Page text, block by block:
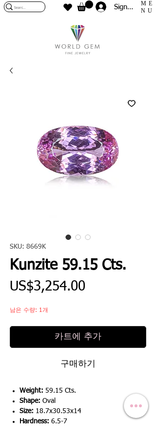
Sign In
ME
NU
SKU: 8669K
Kunzite 59.15 Cts.
US$3,254.00가
남은 수량: 1개
카트에 추가
구매하기
Weight: 59.15 Cts.
Shape: Oval
Size: 18.7x30.53x14
Hardness: 6.5-7